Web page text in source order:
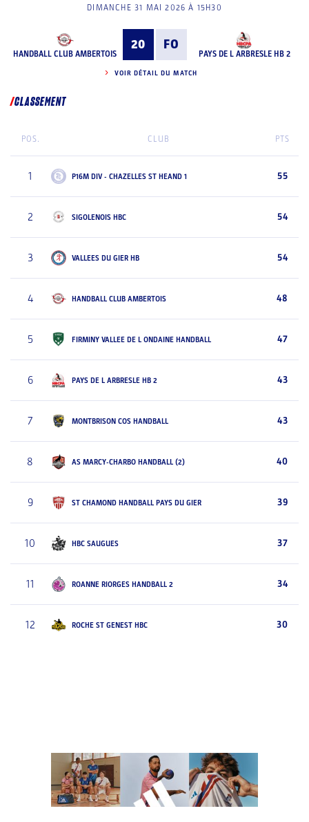
DIMANCHE 31 MAI 2026 À 15H30
HANDBALL CLUB AMBERTOIS
20 FO
PAYS DE L ARBRESLE HB 2
VOIR DÉTAIL DU MATCH
CLASSEMENT
POS. CLUB PTS
1 P16M DIV - CHAZELLES ST HEAND 1 55
2 SIGOLENOIS HBC 54
3 VALLEES DU GIER HB 54
4 HANDBALL CLUB AMBERTOIS 48
5 FIRMINY VALLEE DE L ONDAINE HANDBALL 47
6 PAYS DE L ARBRESLE HB 2 43
7 MONTBRISON COS HANDBALL 43
8 AS MARCY-CHARBO HANDBALL (2) 40
9 ST CHAMOND HANDBALL PAYS DU GIER 39
10 HBC SAUGUES 37
11 ROANNE RIORGES HANDBALL 2 34
12 ROCHE ST GENEST HBC 30